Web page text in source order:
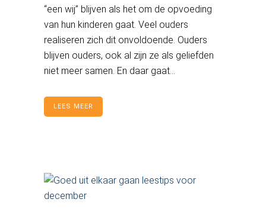
“een wij” blijven als het om de opvoeding
van hun kinderen gaat. Veel ouders
realiseren zich dit onvoldoende. Ouders
blijven ouders, ook al zijn ze als geliefden
niet meer samen. En daar gaat...
LEES MEER